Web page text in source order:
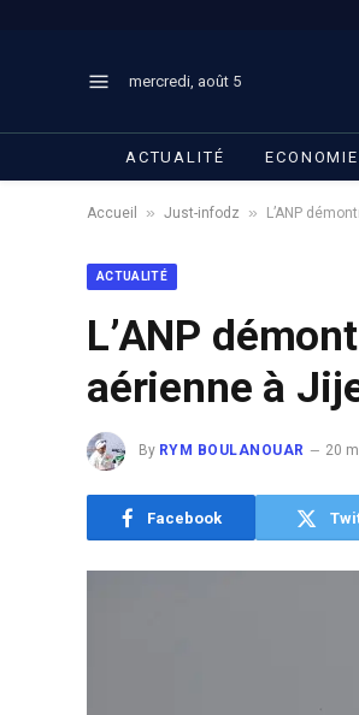
mercredi, août 5
ACTUALITÉ ECONOMIE
Accueil » Just-infodz » L’ANP
ACTUALITÉ
L’ANP
aérienne à
By RYM BOULANOUAR 20
Facebook